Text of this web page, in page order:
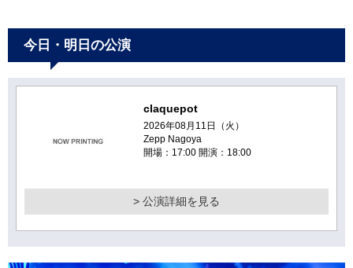
今日・明日の公演
claquepot
2026年08月11日（火）
Zepp Nagoya
開場：17:00 開演：18:00
> 公演詳細を見る